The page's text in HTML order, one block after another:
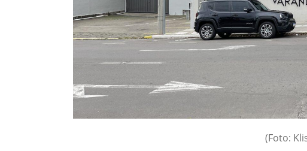
(Foto: